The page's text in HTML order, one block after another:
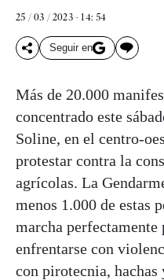
25 / 03 / 2023 - 14: 54
Seguir en
Más de 20.000
concentrado este
Soline, en el centro-
protestar contra la
agrícolas. La
menos 1.000 de estas
marcha perfectamente
enfrentarse con
con pirotecnia, hachas